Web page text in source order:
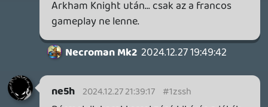
Necroman Mk2 2024.07.16 13:50:47 #1zd0u
Ennyiért már talán megéri (bár nem
nekem, akinek nincs Epic fiókja se).
Jungle 2024.07.16 13:21:12
Jungle 2024.07.16 13:21:12 #1zd0t